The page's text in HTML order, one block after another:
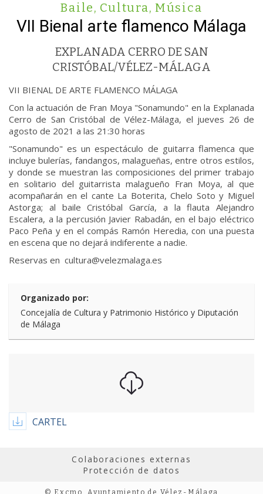
Baile, Cultura, Música
VII Bienal arte flamenco Málaga
EXPLANADA CERRO DE SAN
CRISTÓBAL/VÉLEZ-MÁLAGA
VII BIENAL DE ARTE FLAMENCO MÁLAGA
Con la actuación de Fran Moya "Sonamundo" en la Explanada
Cerro de San Cristóbal de Vélez-Málaga, el jueves 26 de
agosto de 2021 a las 21:30 horas
"Sonamundo" es un espectáculo de guitarra flamenca que
incluye bulerías, fandangos, malagueñas, entre otros estilos,
y donde se muestran las composiciones del primer trabajo
en solitario del guitarrista malagueño Fran Moya, al que
acompañarán en el cante La Boterita, Chelo Soto y Miguel
Astorga; al baile Cristóbal García, a la flauta Alejandro
Escalera, a la percusión Javier Rabadán, en el bajo eléctrico
Paco Peña y en el compás Ramón Heredia, con una puesta
en escena que no dejará indiferente a nadie.
Reservas en cultura@velezmalaga.es
Organizado por:
Concejalía de Cultura y Patrimonio Histórico y Diputación
de Málaga
CARTEL
Colaboraciones externas
Protección de datos
© Excmo. Ayuntamiento de Vélez-Málaga